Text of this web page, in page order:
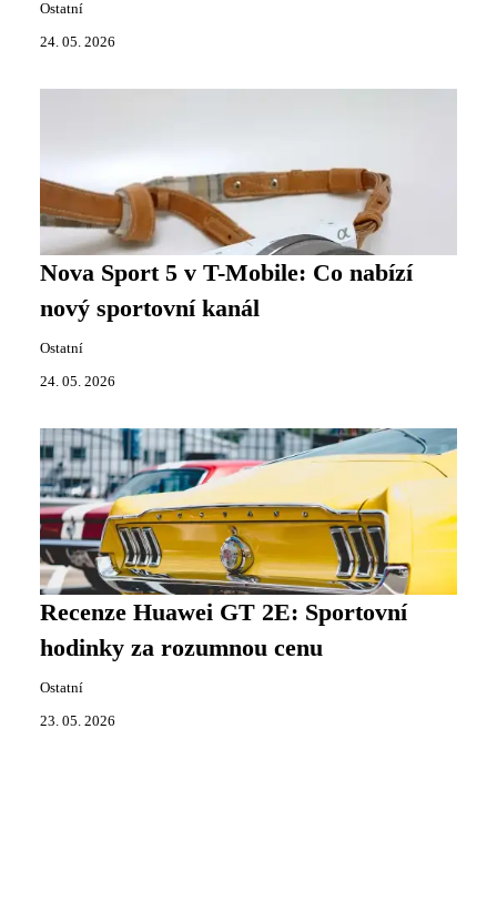
Ostatní
24. 05. 2026
Nova Sport 5 v T-Mobile: Co nabízí
nový sportovní kanál
Ostatní
24. 05. 2026
Recenze Huawei GT 2E: Sportovní
hodinky za rozumnou cenu
Ostatní
23. 05. 2026